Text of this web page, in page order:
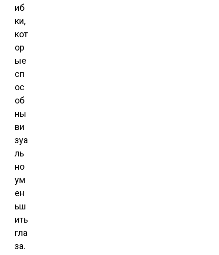
иб
ки,
кот
ор
ые
сп
ос
об
ны
ви
зуа
ль
но
ум
ен
ьш
ить
гла
за.